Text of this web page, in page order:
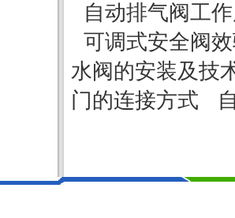
自动排气阀工
可调式安全阀
水阀的安装及技
门的连接方式